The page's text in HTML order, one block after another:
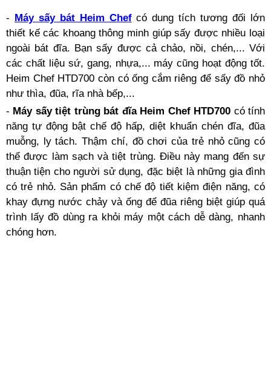
- Máy sấy bát Heim Chefcó dung tích tương đối lớn
thiết kế các khoang thông minh giúp sấy được nhiều loại
ngoài bát đĩa. Bạn sấy được cả chảo, nồi, chén,... Với
các chất liệu sứ, gang, nhựa,... máy cũng hoạt động tốt.
Heim Chef HTD700 còn có ống cắm riêng để sấy đồ nhỏ
như thìa, đũa, rĩa nhà bếp,...
- Máy sấy tiệt trùng bát đĩa Heim Chef HTD700 có tính
năng tự động bật chế độ hấp, diệt khuẩn chén đĩa, đũa
muỗng, ly tách. Thậm chí, đồ chơi của trẻ nhỏ cũng có
thể được làm sạch và tiệt trùng. Điều này mang đến sự
thuận tiện cho người sử dụng, đặc biệt là những gia đình
có trẻ nhỏ. Sản phẩm có chế độ tiết kiệm điện năng, có
khay đựng nước chảy và ống để đũa riêng biệt giúp quá
trình lấy đồ dùng ra khỏi máy một cách dễ dàng, nhanh
chóng hơn.